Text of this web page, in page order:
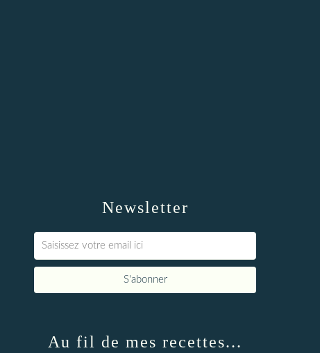
Newsletter
Au fil de mes recettes...